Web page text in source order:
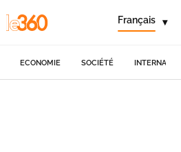
Français ▾
ECONOMIE SOCIÉTÉ